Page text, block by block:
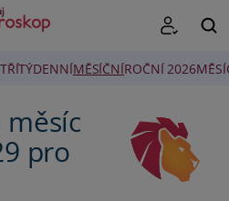
TÝDENNÍMĚSÍČNÍROČNÍ 2026
pro